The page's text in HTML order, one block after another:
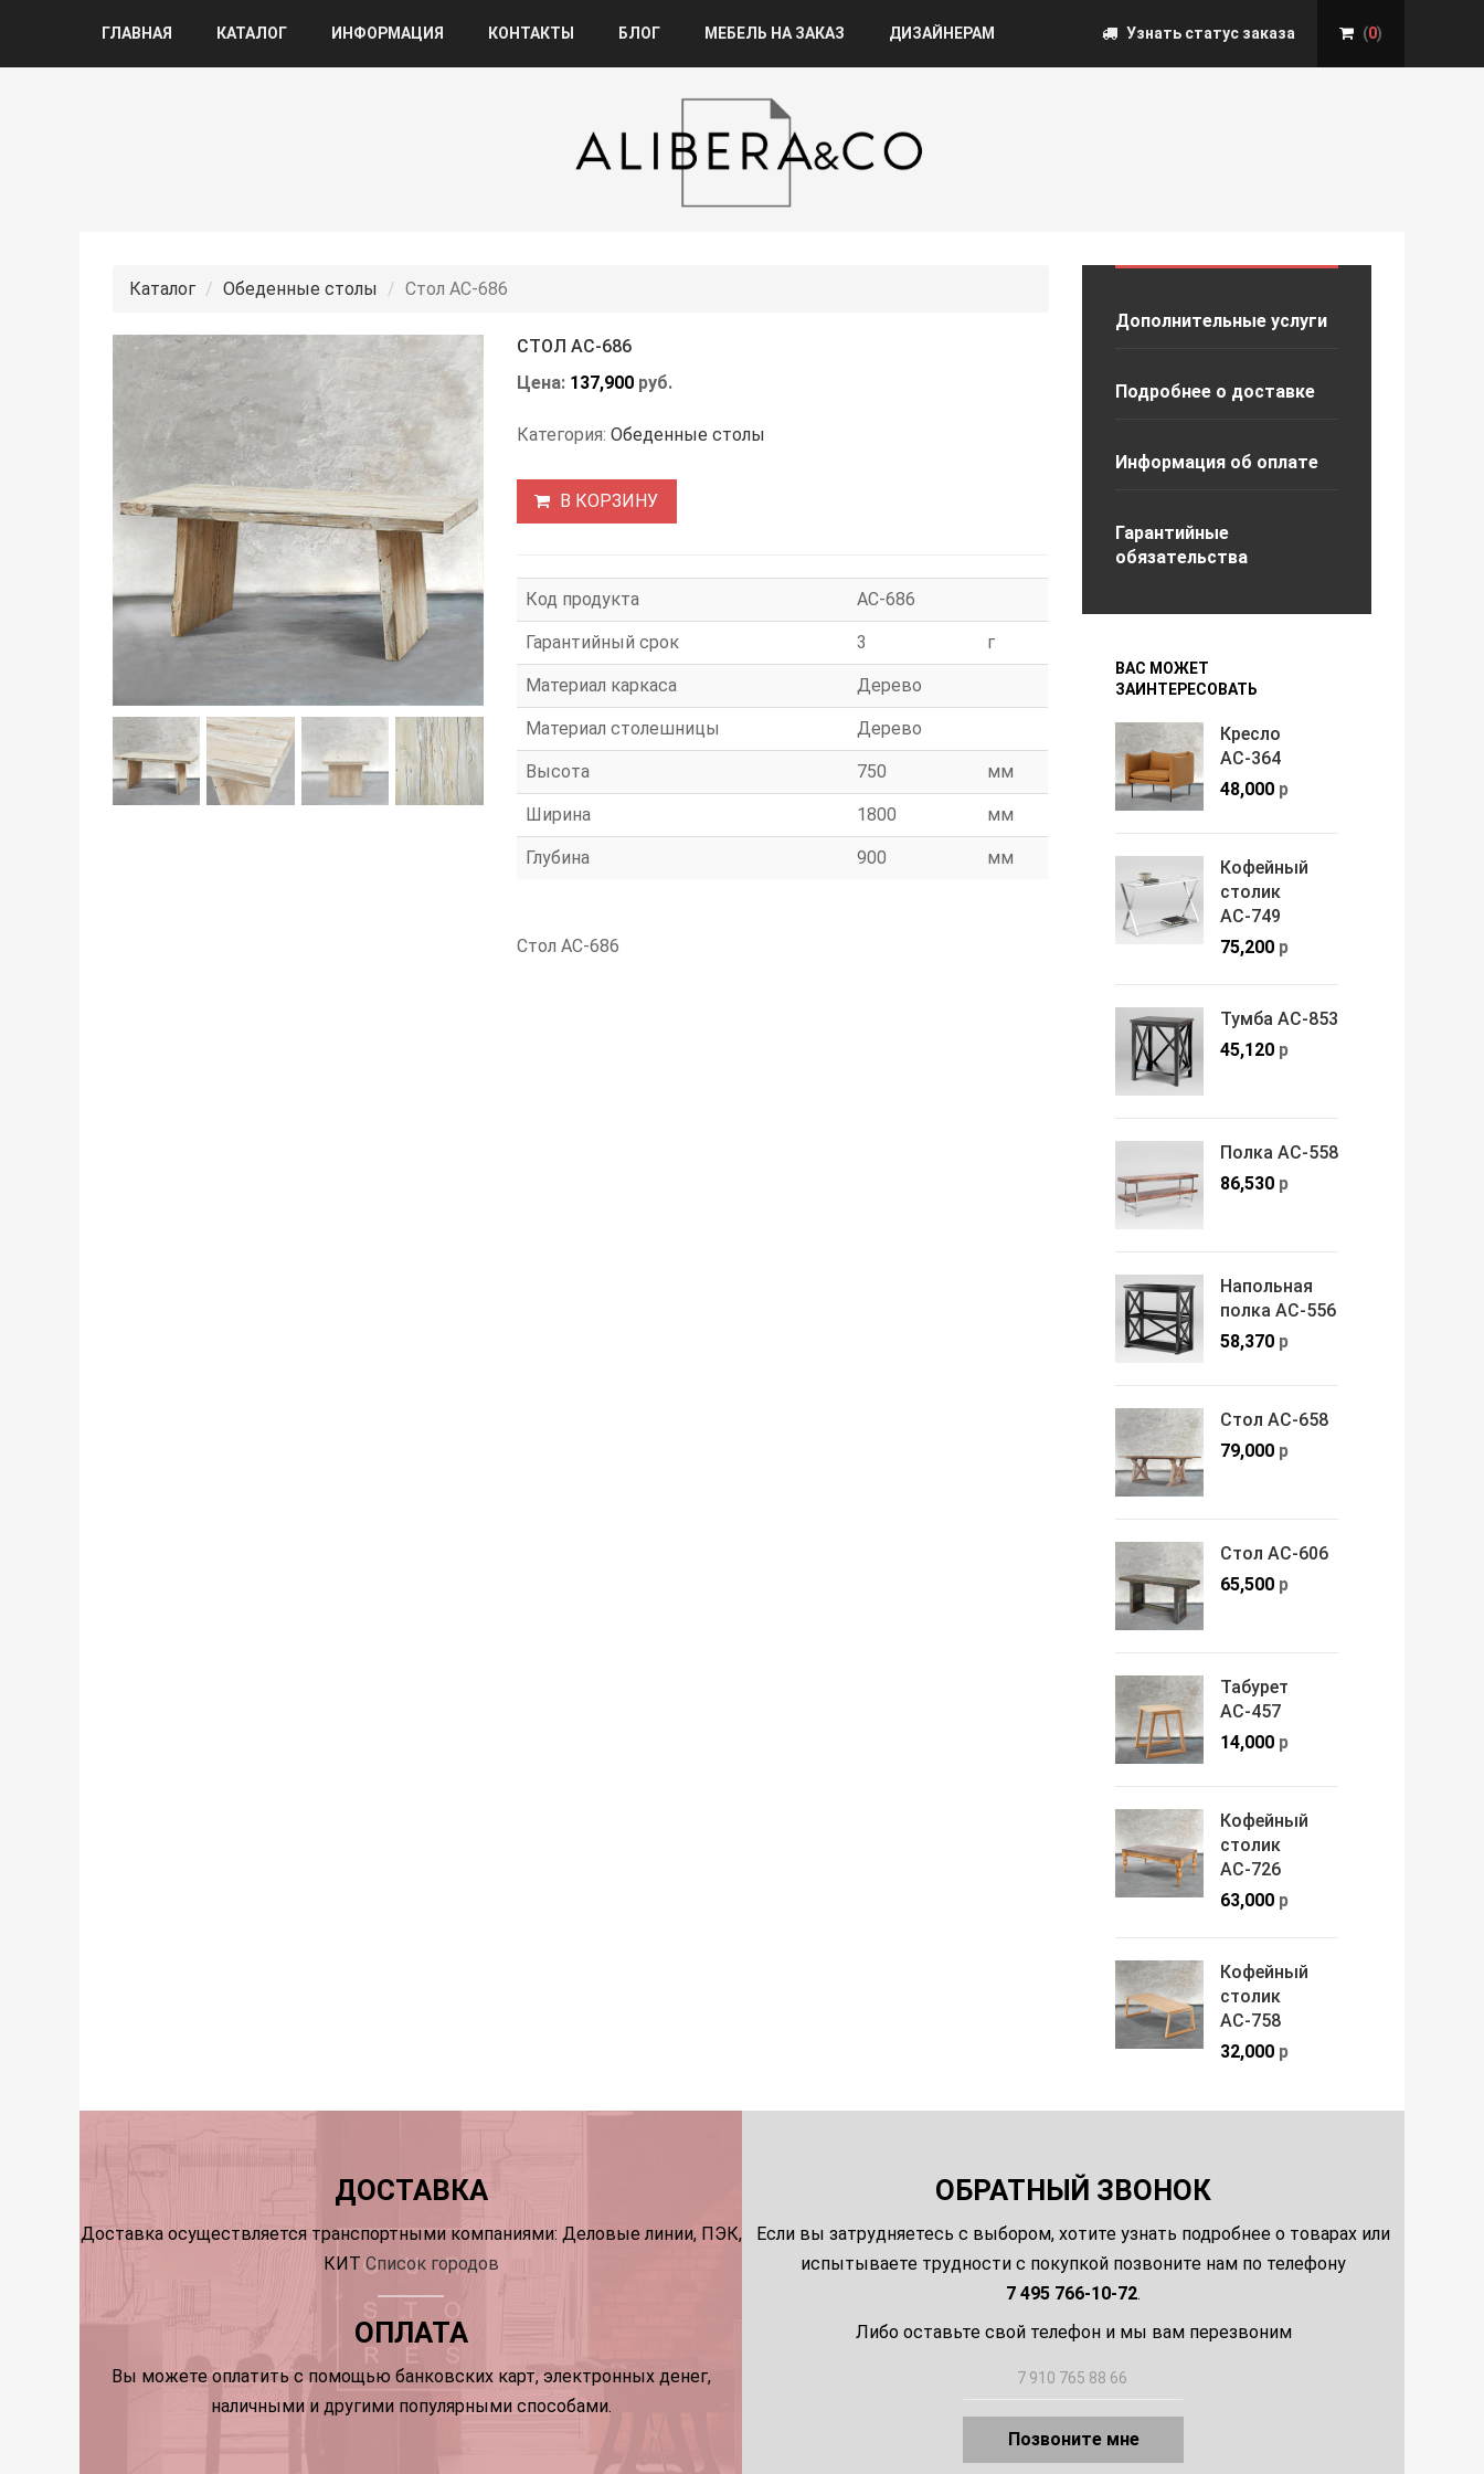
Узнать статус заказа (0)
ГЛАВНАЯ КАТАЛОГ ИНФОРМАЦИЯ КОНТАКТЫ БЛОГ МЕБЕЛЬ НА ЗАКАЗ ДИЗАЙНЕРАМ
Каталог Обеденные столы Стол АС-686
СТОЛ АС-686
Цена: 137,900руб.
Категория: Обеденные столы
В КОРЗИНУ
Код продукта АС-686
Гарантийный срок 3 г
Материал каркаса Дерево
Материал столешницы Дерево
Высота 750 мм
Ширина 1800 мм
Глубина 900 мм
Стол АС-686
Дополнительные услуги
Подробнее о доставке
Информация об оплате
Гарантийные
обязательства
ВАС МОЖЕТ
ЗАИНТЕРЕСОВАТЬ
Кресло
АС-364
48,000р
Кофейный
столик
АС-749
75,200р
Тумба АС-853
45,120р
Полка АС-558
86,530р
Напольная
полка АС-556
58,370р
Стол АС-658
79,000р
Стол АС-606
65,500р
Табурет
АС-457
14,000р
Кофейный
столик
АС-726
63,000р
Кофейный
столик
АС-758
32,000р
ДОСТАВКА
Доставка осуществляется транспортными компаниями: Деловые линии, ПЭК,
КИТСписок городов
ОПЛАТА
Вы можете оплатить с помощью банковских карт, электронных денег,
наличными и другими популярными способами.
ОБРАТНЫЙ ЗВОНОК
Если вы затрудняетесь с выбором, хотите узнать подробнее о товарах или
испытываете трудности с покупкой позвоните нам по телефону
7 495 766-10-72.
Либо оставьте свой телефон и мы вам перезвоним
Позвоните мне